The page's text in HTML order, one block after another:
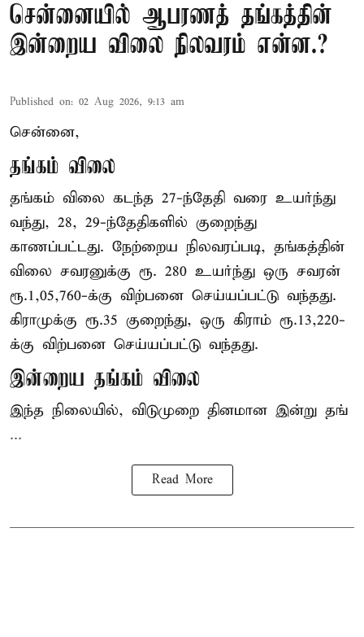
சென்னையில் ஆபரணத் தங்கத்தின்
இன்றைய விலை நிலவரம் என்ன.?
Published on: 02 Aug 2026, 9:13 am
சென்னை,
தங்கம் விலை
தங்கம் விலை கடந்த 27-ந்தேதி வரை உயர்ந்து
வந்து, 28, 29-ந்தேதிகளில் குறைந்து
காணப்பட்டது. நேற்றைய நிலவரப்படி, தங்கத்தின்
விலை சவரனுக்கு ரூ. 280 உயர்ந்து ஒரு சவரன்
ரூ.1,05,760-க்கு விற்பனை செய்யப்பட்டு வந்தது.
கிராமுக்கு ரூ.35 குறைந்து, ஒரு கிராம் ரூ.13,220-
க்கு விற்பனை செய்யப்பட்டு வந்தது.
இன்றைய தங்கம் விலை
இந்த நிலையில், விடுமுறை தினமான இன்று தங்
...
Read More